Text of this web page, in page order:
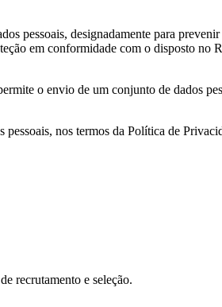
pessoais, designadamente para
em conformidade com o disposto
o envio de um conjunto de dados
pessoais, nos termos da Política de
recrutamento e seleção.